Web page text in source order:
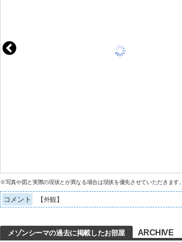
※写真や図と実際の現状とが異なる場合は現状を優先させていただきます。
コメント 【外観】
メゾンシーマの過去に掲載したお部屋 ARCHIVE